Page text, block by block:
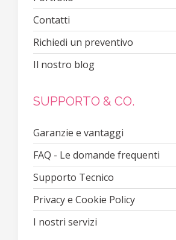
Contatti
Richiedi un preventivo
Il nostro blog
SUPPORTO & CO.
Garanzie e vantaggi
FAQ - Le domande frequenti
Supporto Tecnico
Privacy e Cookie Policy
I nostri servizi